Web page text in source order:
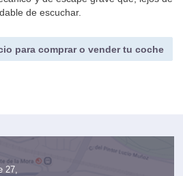
de escuchar.
para comprar o vender tu coche
27,